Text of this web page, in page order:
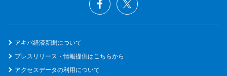
アキバ経済新聞について
プレスリリース・情報提供はこちらから
アクセスデータの利用について